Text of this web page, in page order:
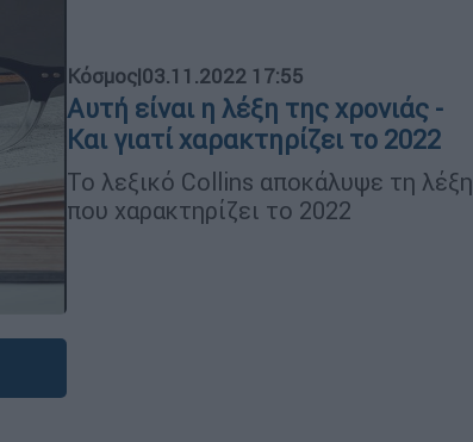
Κόσμος|03.11.2022 17:55
Αυτή είναι η λέξη της χρονιάς -
Και γιατί χαρακτηρίζει το 2022
Το λεξικό Collins αποκάλυψε τη λέξη
που χαρακτηρίζει το 2022